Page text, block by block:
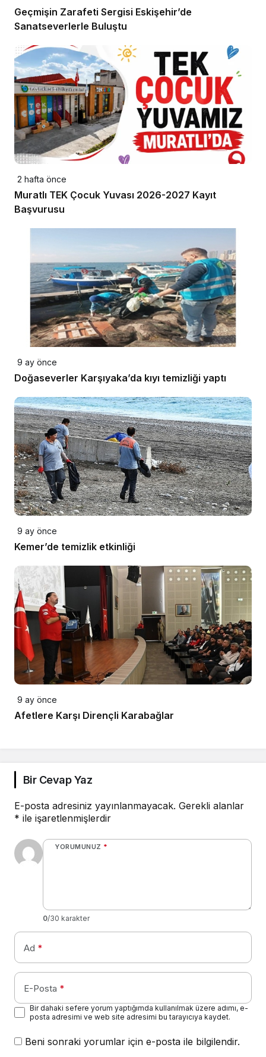
Geçmişin Zarafeti Sergisi Eskişehir’de
Sanatseverlerle Buluştu
2 hafta önce
Muratlı TEK Çocuk Yuvası 2026-2027 Kayıt
Başvurusu
9 ay önce
Doğaseverler Karşıyaka’da kıyı temizliği yaptı
9 ay önce
Kemer’de temizlik etkinliği
9 ay önce
Afetlere Karşı Dirençli Karabağlar
Bir Cevap Yaz
E-posta adresiniz yayınlanmayacak. Gerekli alanlar
* ile işaretlenmişlerdir
YORUMUNUZ *
0/30 karakter
Ad *
E-Posta *
Bir dahaki sefere yorum yaptığımda kullanılmak üzere adımı, e-
posta adresimi ve web site adresimi bu tarayıcıya kaydet.
Beni sonraki yorumlar için e-posta ile bilgilendir.